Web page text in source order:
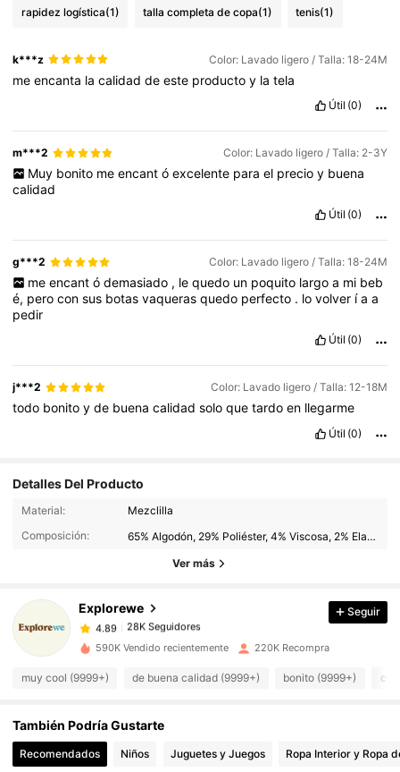
rapidez logística(1) talla completa de copa(1) tenis(1)
k***z Color: Lavado ligero / Talla: 18-24M
meencanta lacalidaddeeste productoy latela
Útil (0)
m***2 Color: Lavado ligero / Talla: 2-3Y
Muy bonito me encant ó excelente para el precio y buena
calidad
Útil (0)
g***2 Color: Lavado ligero / Talla: 18-24M
me encant ó demasiado , le quedo un poquito largo a mi beb
é, peroconsus botasvaquerasquedo perfecto . lovolver íaa
pedir
Útil (0)
j***2 Color: Lavado ligero / Talla: 12-18M
todo bonitoyde buenacalidadsoloquetardoen llegarme
Útil (0)
Detalles Del Producto
Material:
Mezclilla
Composición:
65% Algodón, 29% Poliéster, 4% Viscosa, 2% Elastano
Ver más
Explorewe
28K Seguidores
28K Seguidores
28K Seguidores
4.89
4.89
28K Seguidores
r***o seguido
Hace 13 horas
28K Seguidores
4.89 28K Seguidores
4.89
4.89
Seguir
590K Vendido recientemente 220K Recompra
muy cool (9999+) de buena calidad (9999+) bonito (9999+)
También Podría Gustarte
Recomendados Niños Juguetes y Juegos Ropa Interior y Ropa